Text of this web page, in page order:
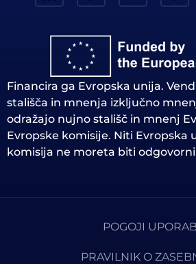
Financira ga Evropska unija.
stališča in mnenja izključno
odražajo nujno stališč in mnenj
Evropske komisije. Niti Evropska
komisija ne moreta biti odgovorni
POGOJI
PRAVILNIK O